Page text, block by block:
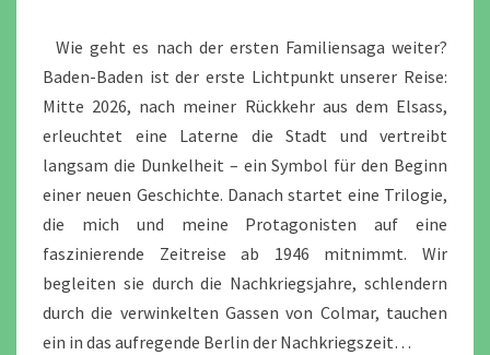
WEITER?
Wie geht es nach der ersten Familiensaga weiter?
Baden-Baden ist der erste Lichtpunkt unserer Reise:
Mitte 2026, nach meiner Rückkehr aus dem Elsass,
erleuchtet eine Laterne die Stadt und vertreibt
langsam die Dunkelheit – ein Symbol für den Beginn
einer neuen Geschichte. Danach startet eine Trilogie,
die mich und meine Protagonisten auf eine
faszinierende Zeitreise ab 1946 mitnimmt. Wir
begleiten sie durch die Nachkriegsjahre, schlendern
durch die verwinkelten Gassen von Colmar, tauchen
ein in das aufregende Berlin der Nachkriegszeit…